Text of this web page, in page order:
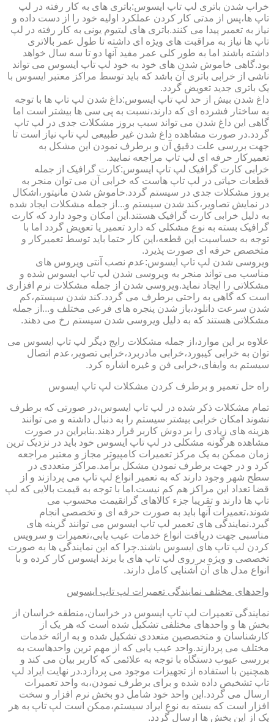
خراب شدن باتری لپ تاپ ایسوس:باتری های به کار رفته در لپ
تاپ ها،پس از مدتی کار کردن عملکرد اولیه خود را از دست داده و
نیاز به تعمیر پیدا می کنند.باتری های لیتیوم یونی به کار رفته در لپ
تاپ ها نیاز به مراقبت های ویژه ای داشته تا طول عمر بالاتری
داشته باشند اما به طور کلی عمر مفید آنها دو تا سه سال خواهد
بود.گاهی خاموش شدن های خود به خود لپ تاپ ایسوس می تواند
ناشی از خرابی باتری آن باشد که باید توسط مراکز معتبر ایسوس با
یک باتری جدید تعویض گردد.
داغ شدن بیش از حد لپ تاپ ایسوس:داغ شدن لپ تاپ ها با توجه
به ساختار فشرده ای که دارند،نسبت به پی سی ها بیشتر است اما
گاهی این داغ شدن می تواند سبب بروز مشکلات جدی در لپ تاپ
گردد.در صورت مشاهده داغ شدن غیر طبیعی لپ تاپ نیاز است تا
جهت بررسی علت دقیق آن و برطرف نمودن این مشکل به
تعمیرکار حرفه ای لپ تاپ مراجعه نمایید.
خرابی کارت گرافیک لپ تاپ ایسوس:کارت گرافیک از جمله
قطعات حیاتی در لپ تاپ هاست که خرابی آن می توان منجر به
بروز مشکلات جدی در سیستم گردد.خاموش شدن مانیتور،اشکال
در نمایش تصاویر،کند شدن سیستم و...از جمله مشکلات ایجاد شده
به دلیل خرابی کارت گرافیک هستند.این امکان وجود دارد که کارت
گرافیک بسته به نوع مشکلی که دارد تعمیر یا تعویض گردد اما با
توجه به حساسیت این قطعه،این کار حتما باید توسط تعمیرکار و
متخصص حرفه ای صورت پذیرد.
ویروسی شدن لپ تاپ ایسوس:عدم نصب آنتی ویروس های
مناسب می تواند منجر به ویروسی شدن لپ تاپ ایسوس شده و
مشکلاتی را ایجاد نماید.ویروسی شدن از جمله مشکلات نرم افزاری
است که گاهی به راحتی برطرف می گردد.کند شدن سیستم،کم
شدن سرعت دانلود،باز شدن پنجره های فرعی مختلف و...از جمله
مشکلاتی هستند که به دلیل ویروسی شدن سیستم رخ می دهند.
علاوه بر این موارد،از جمله مشکلات رایج دیگر لپ تاپ ایسوس می
توان به خرابی کیبورد،خرابی مادربرد،خرابی تصویر،عدم اتصال
سیستم به وایفای،خرابی فن و غیره اشاره کرد.
راه حل تعمیر و برطرف کردن مشکلات لپ تاپ ایسوس
تمام مشکلات ذکر شده در لپ تاپ ایسوس،در صورتی که برطرف
نشوند امکان خرابی بیشتر سیستم را به دنبال داشته و می توانند
هزینه های زیادی را بر دوش کاربر قرار دهند.بنابراین در صورت
مشاهده هرگونه مشکلی در لپ تاپ ایسوس خود باید در نزدیک ترین
زمان ممکن به یک مرکز تعمیرات کامپیوتر مجاز و معتبر مراجعه
کرد و در جهت برطرف نمودن مشکل برآمد.مراکز متعددی در
سطح شهر وجود دارند که به تعمیر انواع لپ تاپ می پردازند و از
قضا تعداد این مراکز هم کم نیست.اما با توجه به قیمت بالایی که لپ
تاپ ها دارند و تقریبا جزء کالاهای گرانقیمت محسوب می
شوند،تعمیرات آنها باید به صورت حرفه ای و تخصصی انجام
گیرد.نمایندگی های تعمیر لپ تاپ ایسوس می توانند گزینه های
مناسبی جهت دریافت انواع خدمات عیب یابی،تعمیرات و سرویس
کردن لپ تاپ های ایسوس باشند.چرا که این نمایندگی ها به صورت
تخصصی و ویژه بر روی لپ تاپ های با برند ایسوس کار کرده و با
انواع مدل های آن آشنایی کامل دارند.
واحدهای مختلف نمایندگی تعمیرات لپ تاپ ایسوس
نمایندگی تعمیرات لپ تاپ ایسوس در خراسان،منطقه خراسان از
بخش ها و واحدهای مختلفی تشکیل شده است که هر یک از
کارشناسان و متخصصین متعددی تشکیل شده و به ارائه خدمات
مختلف می پردازند.واحد عیب یابی که از مهم ترین واحدهاست به
بررسی عیوب دستگاه با توجه به علائمی که کاربر بیان می کند و
همچنین با استفاده از تجهیزات موجود می پردازد.در نهایت ایراد لپ
تاپ تشخیص داده شده و برای برطرف نمودن،به واحد تعمیرات
ارسال می گردد.این واحد خود شامل دو بخش نرم افزار و سخت
افزار است که بسته به نوع ایراد سیستم،ممکن است لپ تاپ به هر
یک از این بخش ها ارسال گردد.